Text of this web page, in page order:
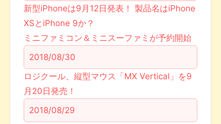
新型iPhoneは9月12日発表！ 製品名はiPhone
XSとiPhone 9か？
ミニファミコン＆ミニスーファミが予約開始
2018/08/30
ロジクール、縦型マウス「MX Vertical」を9
月20日発売！
2018/08/29